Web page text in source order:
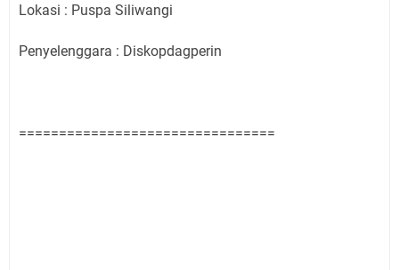
Lokasi : Puspa Siliwangi
Penyelenggara : Diskopdagperin
================================